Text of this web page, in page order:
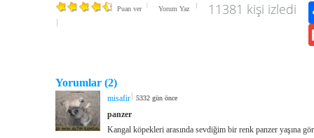
Puan ver Yorum Yaz 11381 kişi izledi
Yorumlar (2)
misafir 5332 gün önce
panzer
Kangal köpekleri arasında sevdiğim bir renk panzer yaşına